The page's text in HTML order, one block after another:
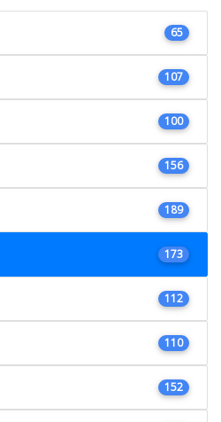
65
107
100
156
189
173
112
110
152